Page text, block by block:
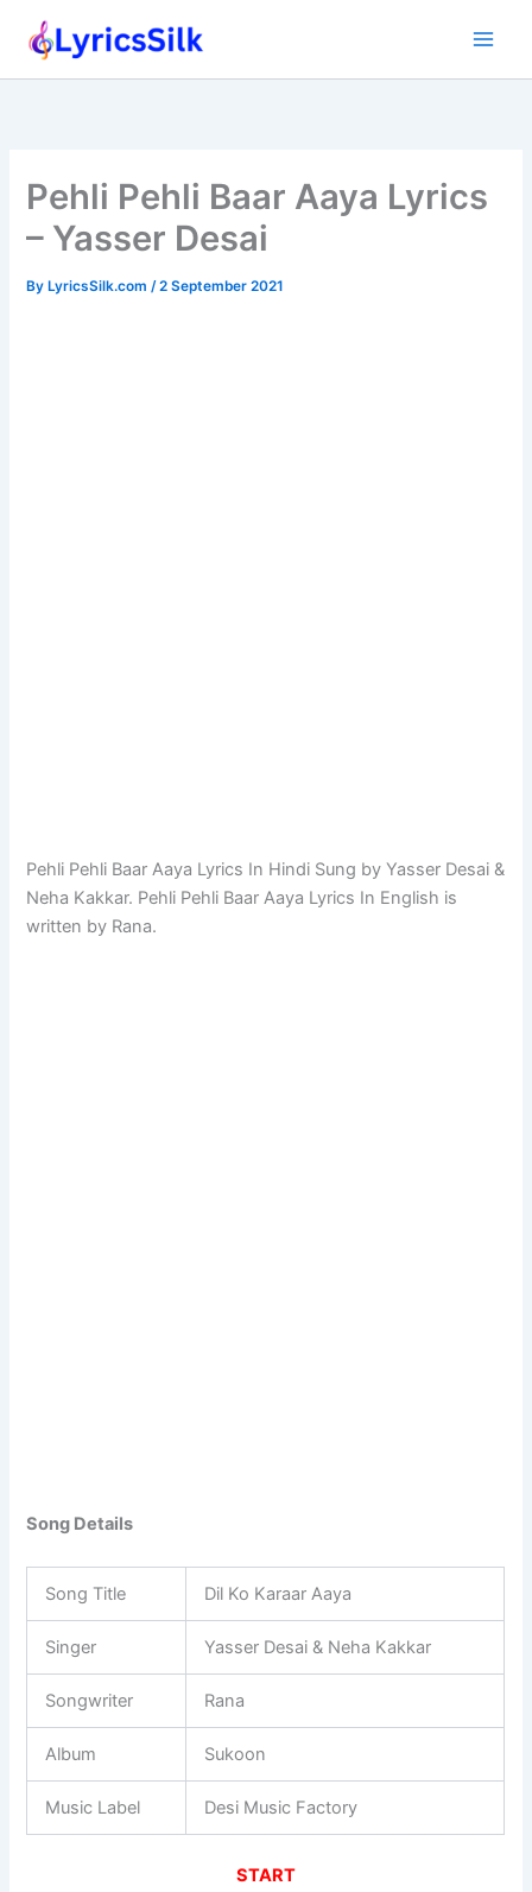
Pehli Pehli Baar Aaya Lyrics
– Yasser Desai
ByLyricsSilk.com /2 September 2021
Pehli Pehli Baar Aaya Lyrics In Hindi Sung by Yasser Desai &
Neha Kakkar. Pehli Pehli Baar Aaya Lyrics In English is
written by Rana.
Song Details
Song Title Dil Ko Karaar Aaya
Singer Yasser Desai & Neha Kakkar
Songwriter Rana
Album Sukoon
Music Label Desi Music Factory
START